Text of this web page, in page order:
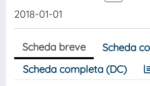
2018-01-01
Scheda breve
Scheda
Scheda completa (DC)